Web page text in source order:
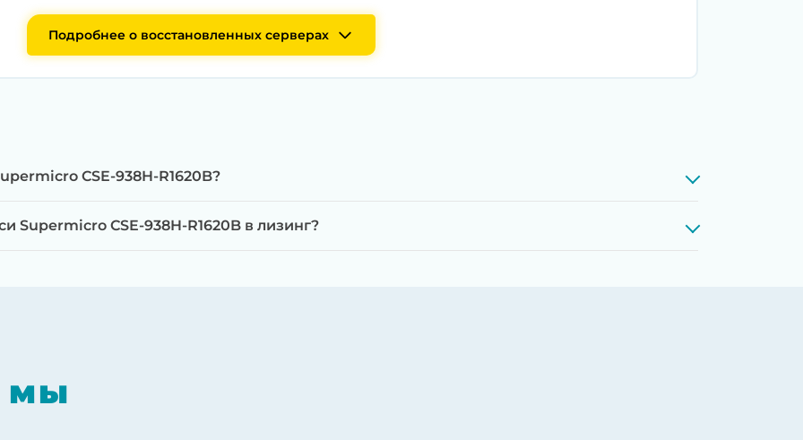
Подробнее о восстановленных серверах
на специализированном оборудовании с проверкой памяти, процессоров,
нагрузкой в течение 72 часов для проверки стабильности всех подсистем
CSE-938H-R1620B?
CSE-938H-R1620B в лизинг?
мы